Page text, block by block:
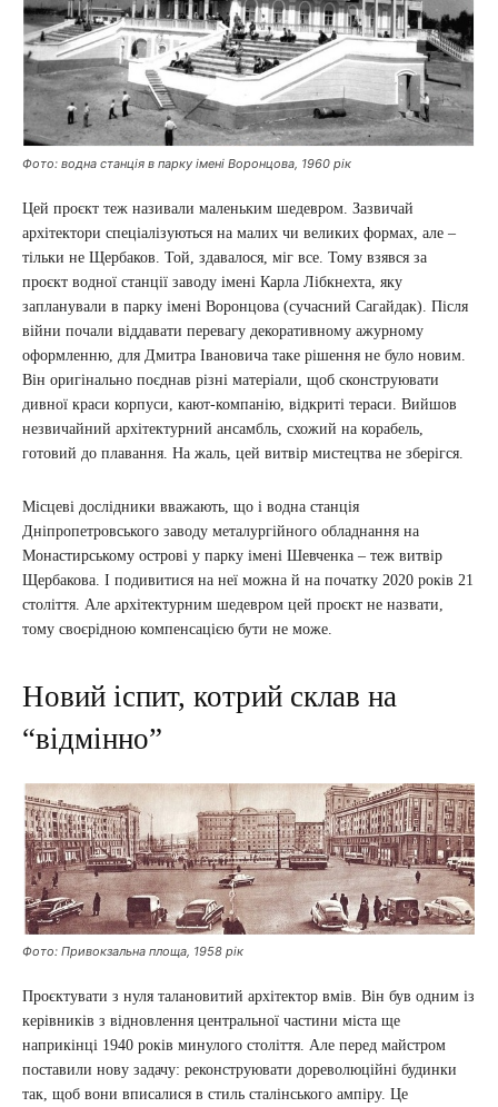
Фото: водна станція в парку імені Воронцова, 1960 рік
Цей проєкт теж називали маленьким шедевром. Зазвичай
архітектори спеціалізуються на малих чи великих формах, але –
тільки не Щербаков. Той, здавалося, міг все. Тому взявся за
проєкт водної станції заводу імені Карла Лібкнехта, яку
запланували в парку імені Воронцова (сучасний Сагайдак). Після
війни почали віддавати перевагу декоративному ажурному
оформленню, для Дмитра Івановича таке рішення не було новим.
Він оригінально поєднав різні матеріали, щоб сконструювати
дивної краси корпуси, кают-компанію, відкриті тераси. Вийшов
незвичайний архітектурний ансамбль, схожий на корабель,
готовий до плавання. На жаль, цей витвір мистецтва не зберігся.
Місцеві дослідники вважають, що і водна станція
Дніпропетровського заводу металургійного обладнання на
Монастирському острові у парку імені Шевченка – теж витвір
Щербакова. І подивитися на неї можна й на початку 2020 років 21
століття. Але архітектурним шедевром цей проєкт не назвати,
тому своєрідною компенсацією бути не може.
Новий іспит, котрий склав на
“відмінно”
Фото: Привокзальна площа, 1958 рік
Проєктувати з нуля талановитий архітектор вмів. Він був одним із
керівників з відновлення центральної частини міста ще
наприкінці 1940 років минулого століття. Але перед майстром
поставили нову задачу: реконструювати дореволюційні будинки
так, щоб вони вписалися в стиль сталінського ампіру. Це